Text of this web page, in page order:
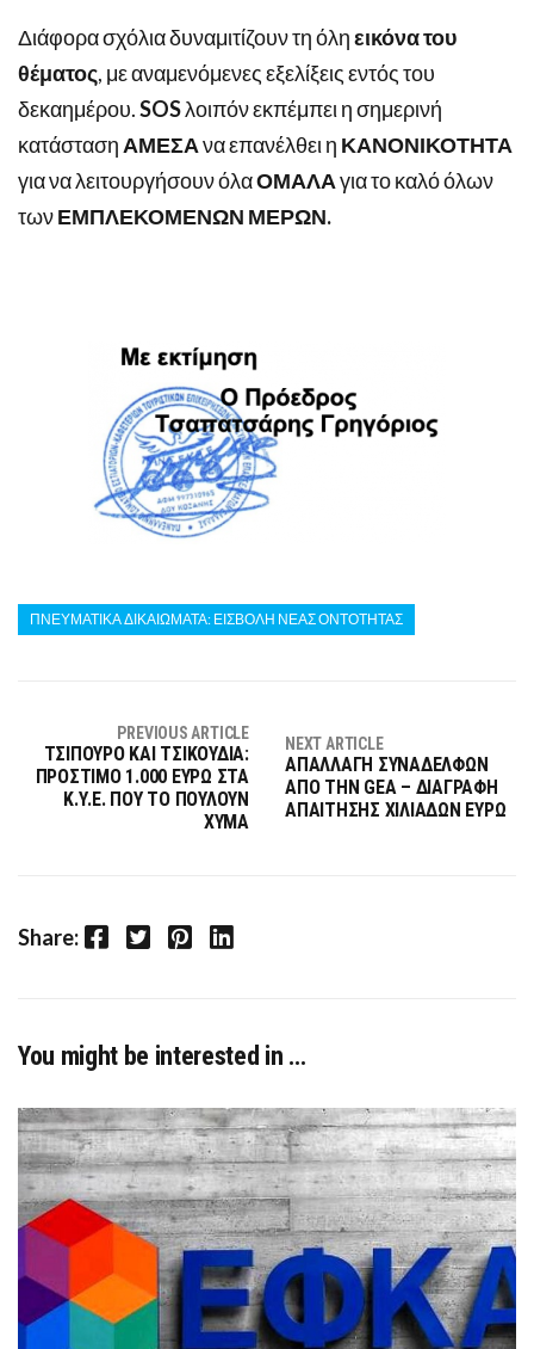
Διάφορα σχόλια δυναμιτίζουν τη όληεικόνα του
θέματος, με αναμενόμενες εξελίξεις εντός του
δεκαημέρου.SOSλοιπόν εκπέμπει η σημερινή
κατάσταση ΑΜΕΣΑνα επανέλθει η ΚΑΝΟΝΙΚΟΤΗΤΑ
για να λειτουργήσουν όλαΟΜΑΛΑγια το καλό όλων
τωνΕΜΠΛΕΚΟΜΕΝΩΝ ΜΕΡΩΝ.
ΠΝΕΥΜΑΤΙΚΑ ΔΙΚΑΙΩΜΑΤΑ: ΕΙΣΒΟΛΗ ΝΕΑΣ ΟΝΤΟΤΗΤΑΣ
PREVIOUS ARTICLE
ΤΣΙΠΟΥΡΟ ΚΑΙ ΤΣΙΚΟΥΔΙΑ:
ΠΡΟΣΤΙΜΟ 1.000 ΕΥΡΩ ΣΤΑ
Κ.Υ.Ε. ΠΟΥ ΤΟ ΠΟΥΛΟΥΝ
ΧΥΜΑ
NEXT ARTICLE
ΑΠΑΛΛΑΓΗ ΣΥΝΑΔΕΛΦΩΝ
ΑΠΟ ΤΗΝ GEA – ΔΙΑΓΡΑΦΗ
ΑΠΑΙΤΗΣΗΣ ΧΙΛΙΑΔΩΝ ΕΥΡΩ
Share: Facebook Twitter Pinterest LinkedIn
You might be interested in …